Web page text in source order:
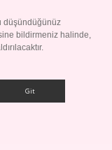
düşündüğünüz
bildirmeniz halinde,